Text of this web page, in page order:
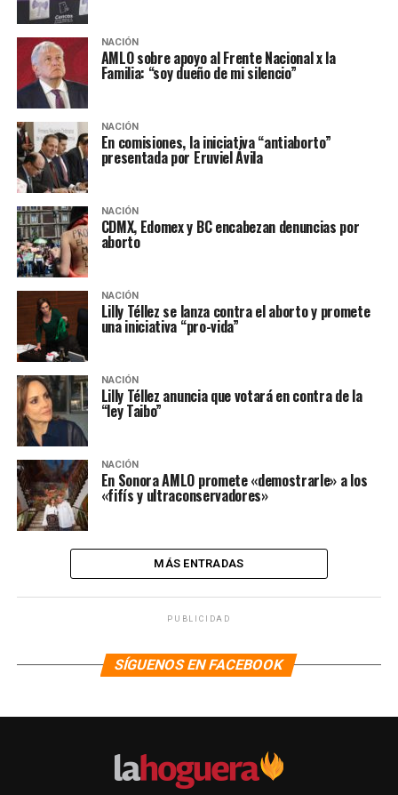
NACIÓN
AMLO sobre apoyo al Frente Nacional x la
Familia: “soy dueño de mi silencio”
NACIÓN
En comisiones, la iniciativa “antiaborto”
presentada por Eruviel Ávila
NACIÓN
CDMX, Edomex y BC encabezan denuncias por
aborto
NACIÓN
Lilly Téllez se lanza contra el aborto y promete
una iniciativa “pro-vida”
NACIÓN
Lilly Téllez anuncia que votará en contra de la
“ley Taibo”
NACIÓN
En Sonora AMLO promete «demostrarle» a los
«fifís y ultraconservadores»
MÁS ENTRADAS
PUBLICIDAD
SÍGUENOS EN FACEBOOK